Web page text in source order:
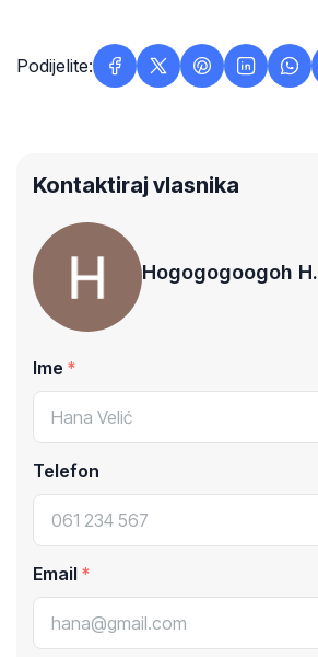
Podijelite:
Kontaktiraj vlasnika
Hogogogoogoh H.
Ime
Telefon
Email